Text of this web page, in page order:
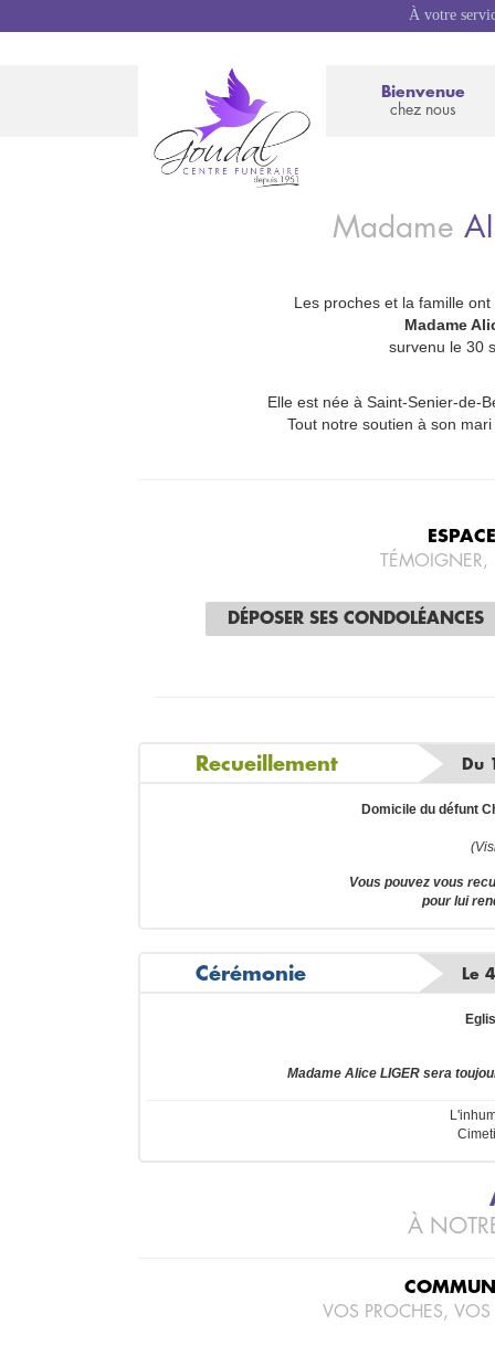
À votre
Bienvenue
chez nous
Madame
Les proches et la famille
Madame
survenu le 30
Elle est née à Saint-Senier-de-
Tout notre soutien à son
DÉPOSER SES CONDOLÉANCES
Recueillement Du
Domicile du défunt
Vous pouvez vous
pour lui
Cérémonie Le
Madame Alice LIGER sera
À
VOS PROCHES,